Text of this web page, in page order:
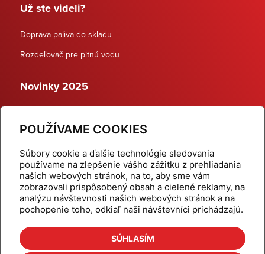
POUŽÍVAME COOKIES
Súbory cookie a ďalšie technológie sledovania
používame na zlepšenie vášho zážitku z prehliadania
našich webových stránok, na to, aby sme vám
zobrazovali prispôsobený obsah a cielené reklamy, na
analýzu návštevnosti našich webových stránok a na
pochopenie toho, odkiaľ naši návštevníci prichádzajú.
SÚHLASÍM
Už ste videli?
Doprava paliva do skladu
Rozdeľovač pre pitnú vodu
Novinky 2025
Dynamické termostatické ventily
Domov
Produkty
Aktuality
Odber šikovné tipy
Kalkulačky
Cenníky
Na stiahnutie
Referencie